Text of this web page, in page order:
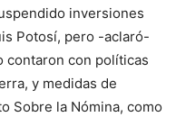
inversiones
Potosí, pero -aclaró-
contaron con políticas
y medidas de
Sobre la Nómina, como